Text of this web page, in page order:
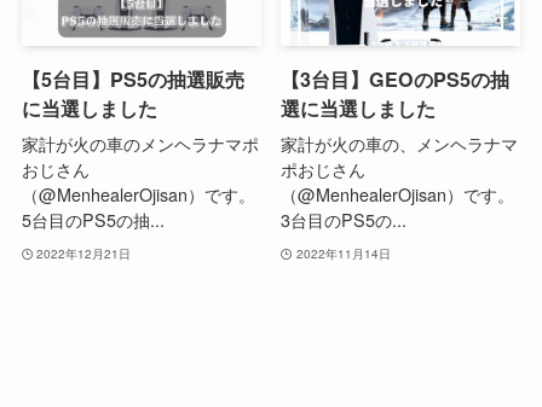
【5台目】PS5の抽選販売
に当選しました
家計が火の車のメンヘラナマポ
おじさん
（@MenhealerOjisan）です。
5台目のPS5の抽...
2022年12月21日
【3台目】GEOのPS5の抽
選に当選しました
家計が火の車の、メンヘラナマ
ポおじさん
（@MenhealerOjisan）です。
3台目のPS5の...
2022年11月14日